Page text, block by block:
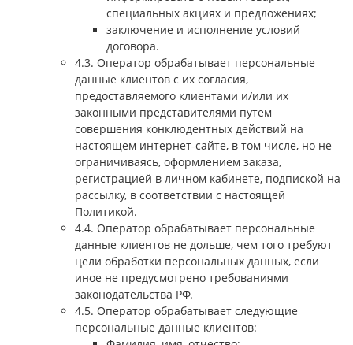
специальных акциях и предложениях;
заключение и исполнение условий
договора.
4.3. Оператор обрабатывает персональные
данные клиентов с их согласия,
предоставляемого клиентами и/или их
законными представителями путем
совершения конклюдентных действий на
настоящем интернет-сайте, в том числе, но не
ограничиваясь, оформлением заказа,
регистрацией в личном кабинете, подпиской на
рассылку, в соответствии с настоящей
Политикой.
4.4. Оператор обрабатывает персональные
данные клиентов не дольше, чем того требуют
цели обработки персональных данных, если
иное не предусмотрено требованиями
законодательства РФ.
4.5. Оператор обрабатывает следующие
персональные данные клиентов: